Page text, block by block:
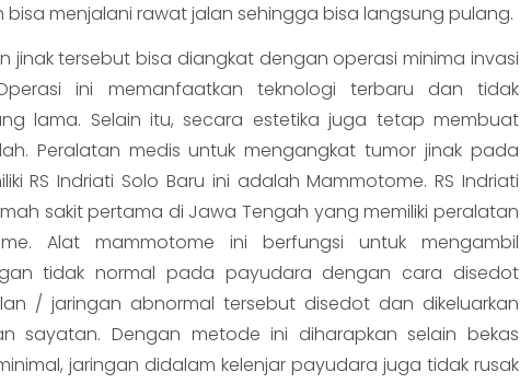
menjalani rawat jalan sehingga bisa langsung pulang.
jinak tersebut bisa diangkat dengan operasi minima invasi
ini memanfaatkan teknologi terbaru dan tidak
lama. Selain itu, secara estetika juga tetap membuat
Peralatan medis untuk mengangkat tumor jinak pada
RS Indriati Solo Baru ini adalah Mammotome. RS Indriati
sakit pertama di Jawa Tengah yang memiliki peralatan
Alat mammotome ini berfungsi untuk mengambil
tidak normal pada payudara dengan cara disedot
/ jaringan abnormal tersebut disedot dan dikeluarkan
sayatan. Dengan metode ini diharapkan selain bekas
jaringan didalam kelenjar payudara juga tidak rusak